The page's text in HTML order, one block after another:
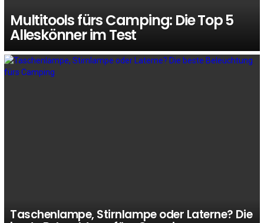
Multitools fürs Camping: Die Top 5
Alleskönner im Test
Taschenlampe, Stirnlampe oder Laterne? Die